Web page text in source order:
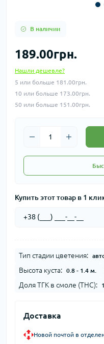
В наличии
189.00грн.
Нашли дешевле?
5 или больше 181.00грн.
10 или больше 173.00грн.
50 или больше 151.00грн.
Купить этот товар в 1
Тип стадии цветения:
Высота куста: 0.8 - 1.4 м.
Доля ТГК в смоле (THC):
Доставка
Новой почтой в